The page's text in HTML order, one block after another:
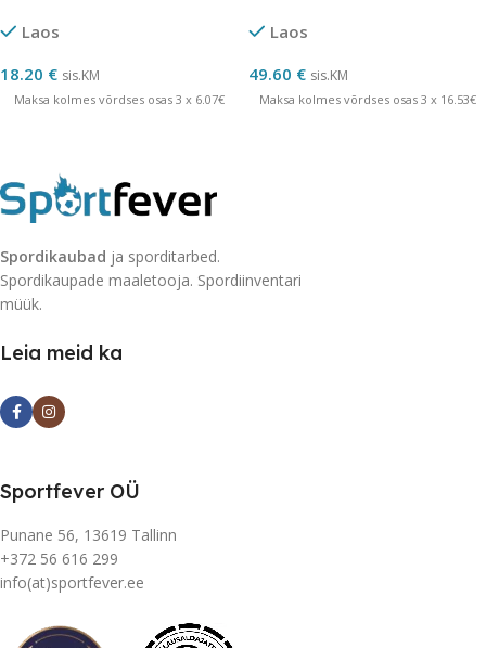
Laos
18.20 € sis.KM
Maksa kolmes võrdses osas 3 x 6.07€
Laos
49.60 € sis.KM
Maksa kolmes võrdses osas 3 x 16.53€
Spordikaubad ja sporditarbed.
Spordikaupade maaletooja. Spordiinventari
müük.
Leia meid ka
Sportfever OÜ
Punane 56, 13619 Tallinn
+372 56 616 299
info(at)sportfever.ee